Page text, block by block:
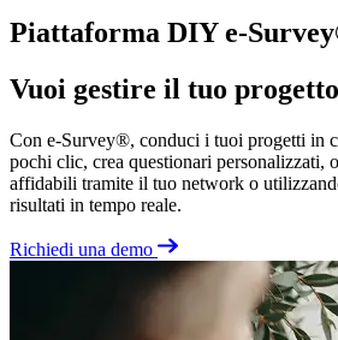
Piattaforma DIY e-
Vuoi gestire il tuo
Con e-Survey®, conduci i tuoi progetti in
pochi clic, crea questionari personalizzati,
affidabili tramite il tuo network o
risultati in tempo reale.
Richiedi una demo